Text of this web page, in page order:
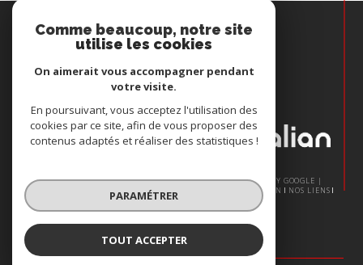
PROPRIÉTAIRE
ADHÉRONS
© 2026 | TOUS DROITS RÉSERVÉS | TRADUCTION POWERED BY GOOGLE |
PLAN DU SITE MENTIONS LÉGALES ADMIN
NOS LIENS
POLITIQUE RGPD
Comme beaucoup, notre site
utilise les cookies
On aimerait vous accompagner pendant
votre visite.
En poursuivant, vous acceptez l'utilisation des
cookies par ce site, afin de vous proposer des
contenus adaptés et réaliser des statistiques !
PARAMÉTRER
TOUT ACCEPTER